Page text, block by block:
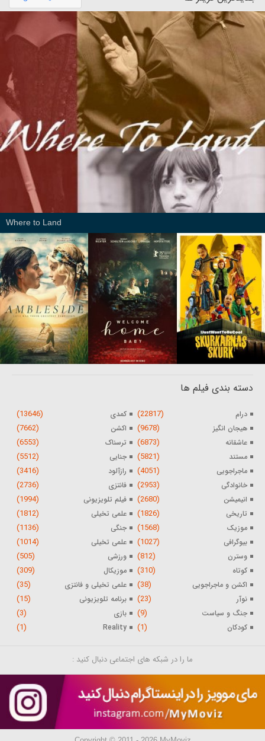
Where to Land
دسته بندی فیلم ها
درام (22817) کمدی (13646)
هیجان انگیز (9678) اکشن (7662)
عاشقانه (6873) ترسناک (6553)
مستند (5821) جنایی (5512)
ماجراجویی (4051) رازآلود (3416)
خانوادگی (2953) فانتزی (2736)
انیمیشن (2680) فیلم تلویزیونی (1994)
تاریخی (1826) علمی تخیلی (1812)
موزیک (1568) جنگی (1136)
بیوگرافی (1027) علمی تخیلی (1014)
وسترن (812) ورزشی (505)
کوتاه (310) موزیکال (309)
اکشن و ماجراجویی (38) علمی تخیلی و فانتزی (35)
نوآر (23) برنامه تلویزیونی (15)
جنگ و سیاست (9) بازی (3)
کودکان (1)
Reality
(1)
ما را در شبکه های اجتماعی دنبال کنید :